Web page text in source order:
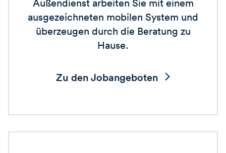
Außendienst arbeiten Sie mit einem
ausgezeichneten mobilen System und
überzeugen durch die Beratung zu
Hause.
Zu den Jobangeboten